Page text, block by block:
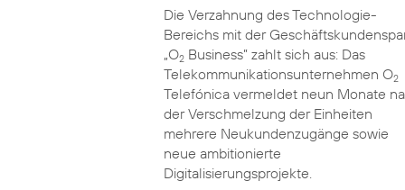
Die Verzahnung des Technologie-
Bereichs mit der
„O2Business” zahlt sich aus: Das
Telekommunikationsunternehmen O2
Telefónica vermeldet neun Monate
der Verschmelzung der Einheiten
mehrere Neukundenzugänge sowie
neue ambitionierte
Digitalisierungsprojekte.